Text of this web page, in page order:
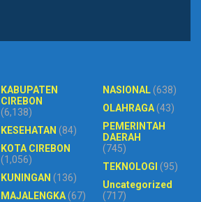
KABUPATEN
CIREBON
(6,138)
KESEHATAN (84)
KOTA CIREBON
(1,056)
KUNINGAN (136)
MAJALENGKA(67)
NASIONAL(638)
OLAHRAGA(43)
PEMERINTAH
DAERAH
(745)
TEKNOLOGI (95)
Uncategorized
(717)